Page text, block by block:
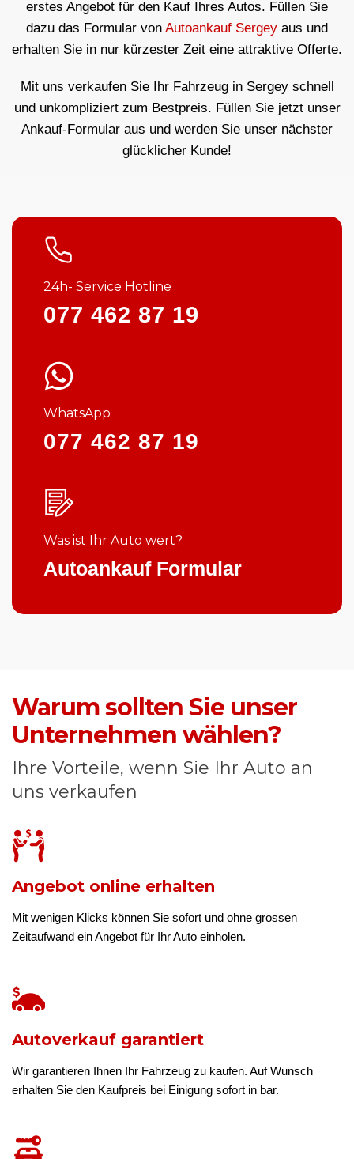
erstes Angebot für den Kauf Ihres Autos. Füllen Sie
dazu das Formular von Autoankauf Sergey aus und
erhalten Sie in nur kürzester Zeit eine attraktive Offerte.
Mit uns verkaufen Sie Ihr Fahrzeug in Sergey schnell
und unkompliziert zum Bestpreis. Füllen Sie jetzt unser
Ankauf-Formular aus und werden Sie unser nächster
glücklicher Kunde!
24h- Service Hotline
077 462 87 19
WhatsApp
077 462 87 19
Was ist Ihr Auto wert?
Autoankauf Formular
Warum sollten Sie unser
Unternehmen wählen?
Ihre Vorteile, wenn Sie Ihr Auto an
uns verkaufen
Angebot online erhalten
Mit wenigen Klicks können Sie sofort und ohne grossen
Zeitaufwand ein Angebot für Ihr Auto einholen.
Autoverkauf garantiert
Wir garantieren Ihnen Ihr Fahrzeug zu kaufen. Auf Wunsch
erhalten Sie den Kaufpreis bei Einigung sofort in bar.